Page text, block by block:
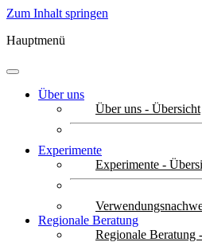
Zum Inhalt springen
Hauptmenü
Über uns
Über uns - Übersicht
Experimente
Experimente -
Regionale Beratung
Regionale Beratung